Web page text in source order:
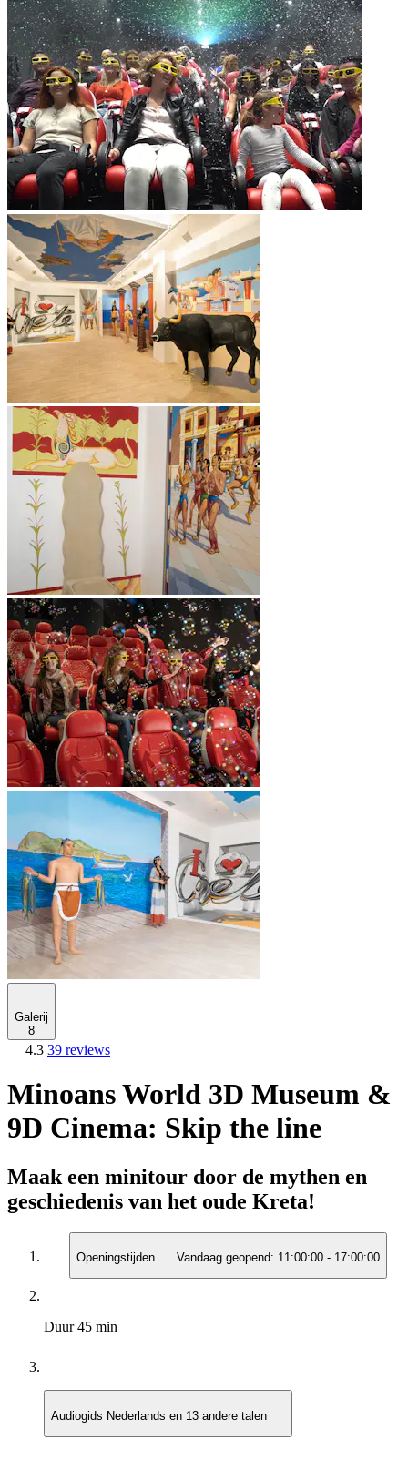
Galerij
8
4.3 39 reviews
Minoans World 3D Museum &
9D Cinema: Skip the line
Maak een minitour door de mythen en
geschiedenis van het oude Kreta!
Openingstijden Vandaag geopend: 11:00:00 - 17:00:00
Duur45 min
Audiogids Nederlands en 13 andere talen